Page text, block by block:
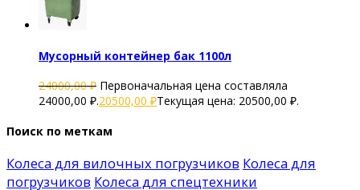
Мусорный контейнер бак 1100л
24000,00₽ Первоначальная цена составляла
24000,00 ₽.20500,00 ₽Текущая цена: 20500,00 ₽.
Поиск по меткам
Колеса для вилочных погрузчиков Колеса для
погрузчиков Колеса для спецтехники